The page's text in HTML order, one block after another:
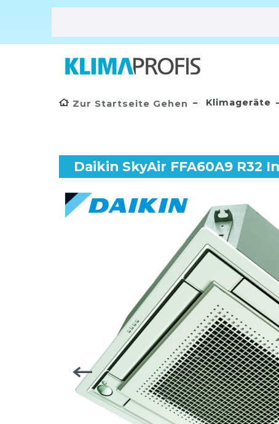
Zur Startseite Gehen Klimageräte
Daikin SkyAir FFA60A9 R32